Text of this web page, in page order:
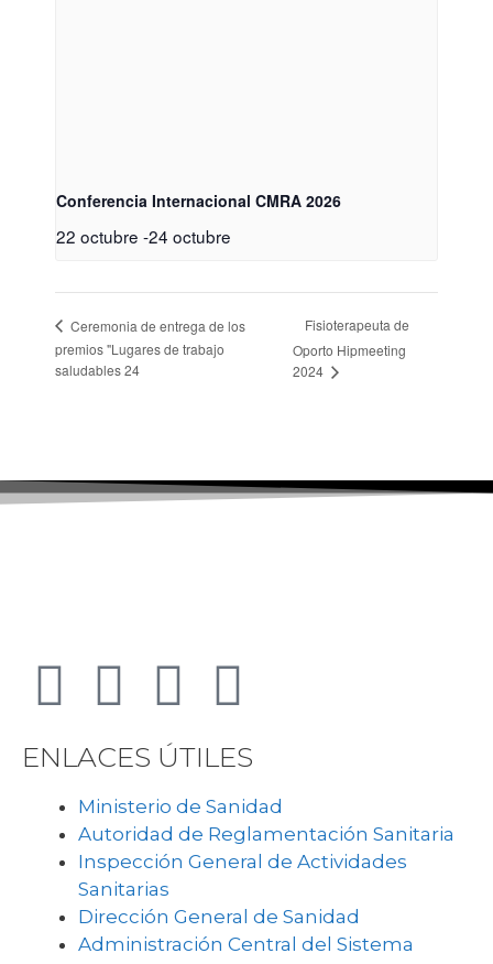
Conferencia Internacional CMRA 2026
22 octubre -24 octubre
Ceremonia de entrega de los
premios "Lugares de trabajo
saludables 24
Fisioterapeuta de
Oporto Hipmeeting
2024
ENLACES ÚTILES
Ministerio de Sanidad
Autoridad de Reglamentación Sanitaria
Inspección General de Actividades
Sanitarias
Dirección General de Sanidad
Administración Central del Sistema